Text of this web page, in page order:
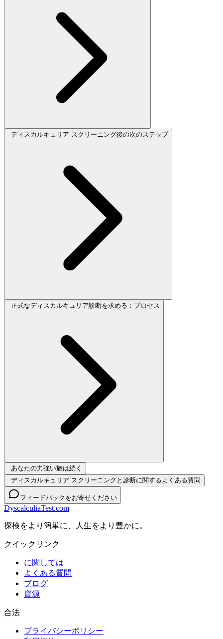
ディスカルキュリア スクリーニング後の次のステップ
正式なディスカルキュリア診断を求める：プロセス
あなたの力強い旅は続く
ディスカルキュリア スクリーニングと診断に関するよくある質問
フィードバックをお寄せください
DyscalculiaTest.com
探検をより簡単に、人生をより豊かに。
クイックリンク
に関しては
よくある質問
ブログ
資源
合法
プライバシーポリシー